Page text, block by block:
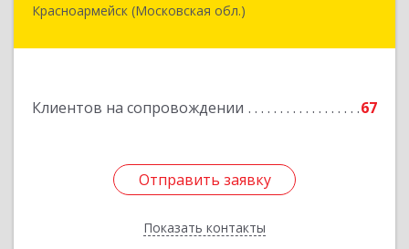
Красноармейск (Московская обл.)
Клиентов на сопровождении 67
Отправить заявку
Показать контакты
141292, Московская обл, Красноармейск г,
Отправить заявку
Назад